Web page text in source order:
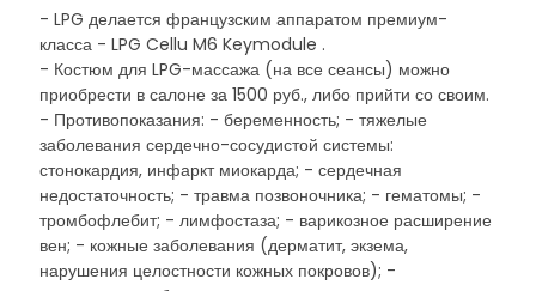
- LPG делается французским аппаратом премиум-
класса - LPG Cellu M6 Keymodule .
- Костюм для LPG-массажа (на все сеансы) можно
приобрести в салоне за 1500 руб., либо прийти со своим.
- Противопоказания: - беременность; - тяжелые
заболевания сердечно-сосудистой системы:
стонокардия, инфаркт миокарда; - сердечная
недостаточность; - травма позвоночника; - гематомы; -
тромбофлебит; - лимфостаза; - варикозное расширение
вен; - кожные заболевания (дерматит, экзема,
нарушения целостности кожных покровов); -